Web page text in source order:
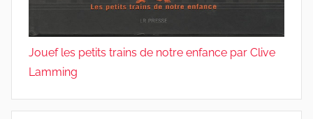
Jouef les petits trains de notre enfance par Clive
Lamming